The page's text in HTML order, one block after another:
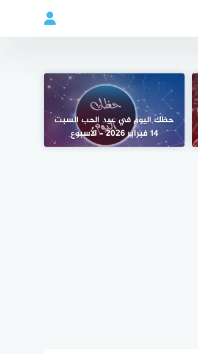
حظك اليوم في عيد الحب السبت
14 فبراير 2026 – الأسبوع